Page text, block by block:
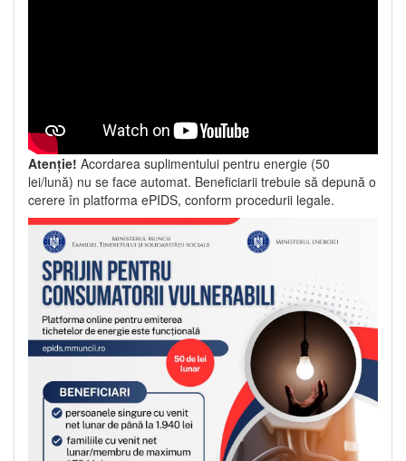
Atenție! Acordarea suplimentului pentru energie (50
lei/lună) nu se face automat. Beneficiarii trebuie să depună o
cerere în platforma ePIDS, conform procedurii legale.